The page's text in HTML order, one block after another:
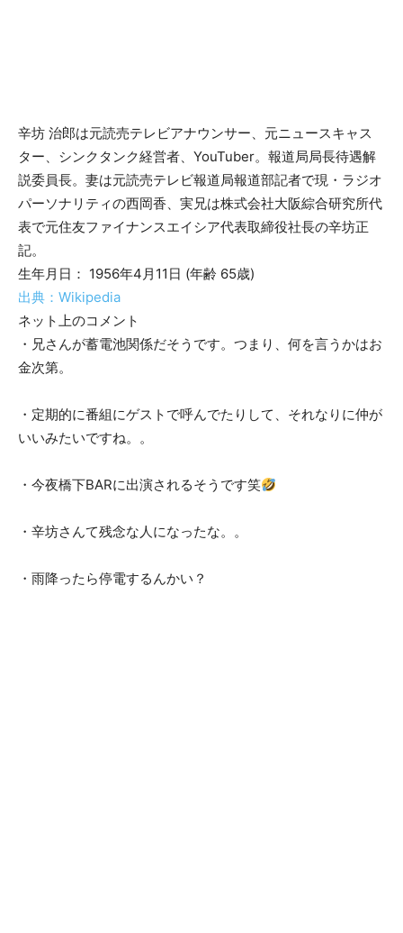
辛坊 治郎は元読売テレビアナウンサー、元ニュースキャス
ター、シンクタンク経営者、YouTuber。報道局局長待遇解
説委員長。妻は元読売テレビ報道局報道部記者で現・ラジオ
パーソナリティの西岡香、実兄は株式会社大阪綜合研究所代
表で元住友ファイナンスエイシア代表取締役社長の辛坊正
記。
生年月日： 1956年4月11日 (年齢 65歳)
出典：Wikipedia
ネット上のコメント
・兄さんが蓄電池関係だそうです。つまり、何を言うかはお
金次第。
・定期的に番組にゲストで呼んでたりして、それなりに仲が
いいみたいですね。。
・今夜橋下BARに出演されるそうです笑
・辛坊さんて残念な人になったな。。
・雨降ったら停電するんかい？